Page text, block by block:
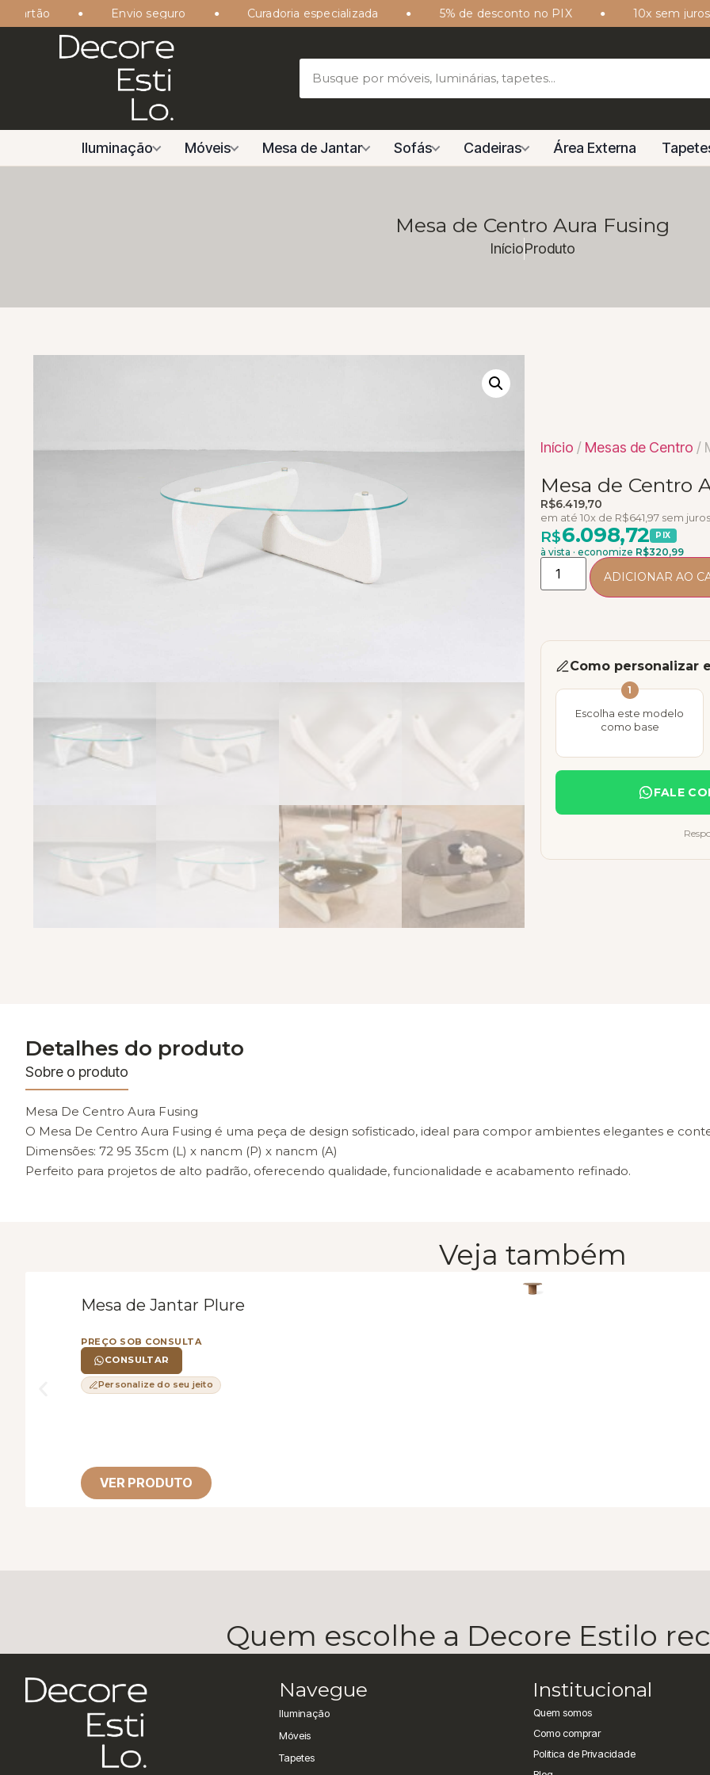
Envio seguro Curadoria especializada 5% de desconto no PIX 10x sem juros no
Iluminação Móveis Mesa de Jantar Sofás Cadeiras Área Externa
Mesa de Centro Aura Fusing
InícioProduto
Início / Mesas de Centro /
Mesa de Centro
R$6.419,70
em até 10x de R$641,97 sem juros
R$6.098,72 PIX
à vista · economize R$320,99
ADICIONAR AO
Como personalizar
1
Escolha este modelo
como base
FALE
Detalhes do produto
Sobre o produto
Mesa De Centro Aura Fusing
O Mesa De Centro Aura Fusing é uma peça de design sofisticado, ideal para compor ambientes elegantes e
Dimensões: 72 95 35cm (L) x nancm (P) x nancm (A)
Perfeito para projetos de alto padrão, oferecendo qualidade, funcionalidade e acabamento refinado.
Veja também
Mesa de Jantar Plure
PREÇO SOB CONSULTA
CONSULTAR
Personalize do seu jeito
VER PRODUTO
Quem escolhe a Decore Estilo
Navegue
Iluminação
Móveis
Tapetes
Institucional
Quem somos
Como comprar
Politica de Privacidade